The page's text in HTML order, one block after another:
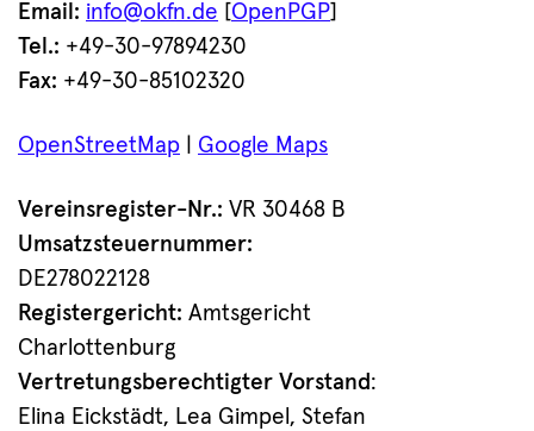
Email: info@okfn.de [OpenPGP]
Tel.: +49-30-97894230
Fax: +49-30-85102320
OpenStreetMap Google Maps
Vereinsregister-Nr.: VR 30468 B
Umsatzsteuernummer:
DE278022128
Registergericht: Amtsgericht
Charlottenburg
Vertretungsberechtigter Vorstand :
Elina Eickstädt, Lea Gimpel, Stefan